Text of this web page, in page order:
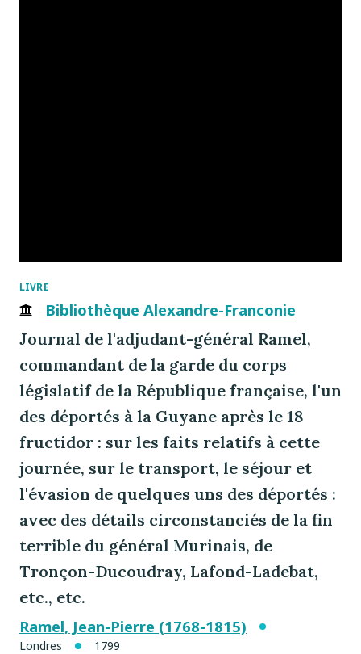
LIVRE
Bibliothèque Alexandre-Franconie
Journal de l'adjudant-général Ramel,
commandant de la garde du corps
législatif de la République française, l'un
des déportés à la Guyane après le 18
fructidor : sur les faits relatifs à cette
journée, sur le transport, le séjour et
l'évasion de quelques uns des déportés :
avec des détails circonstanciés de la fin
terrible du général Murinais, de
Tronçon-Ducoudray, Lafond-Ladebat,
etc., etc.
Ramel, Jean-Pierre (1768-1815)
Londres 1799